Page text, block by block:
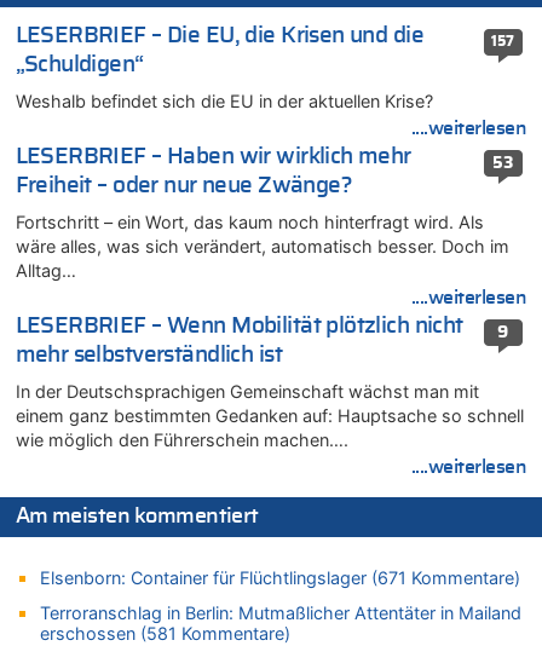
Tempolimit in 30er-Zonen – Untersuchung von Vias
07.08.2026 - 11:15 von Dax zu
Wie kam es zur Ceuta-Krise?
07.08.2026 - 11:12 von Frage zu
Wasserstand des Rheins in NRW so niedrig wie noch nie
07.08.2026 - 10:29 von Soso zu
Aachen ab 11. August wieder Mekka des Pferdesports –
07.08.2026 - 10:23 von Opa zu
In Belgien missachten zwei von drei Autofahrern das
Tempolimit in 30er-Zonen – Untersuchung von Vias
07.08.2026 - 10:05 von Ostbelgien Direkt zu
Soll Belgien Tempolimit auf Autobahnen erhöhen? – In
07.08.2026 - 10:05 von N. A. Klar zu
In Belgien missachten zwei von drei Autofahrern das
Tempolimit in 30er-Zonen – Untersuchung von Vias
Das 44. Tirolerfest in Eupen in Bildern [Fotogalerie]
07.08.2026 - 09:18 von Noppi zu
AS Eupen: „Keiner weiß, wohin die Reise geht…“
Zweite Hitzewelle in diesem Sommer ist jetzt amtlich
157
LESERBRIEF – Die EU, die Krisen und die
„Schuldigen“
Weshalb befindet sich die EU in der aktuellen Krise?
....weiterlesen
53
LESERBRIEF – Haben wir wirklich mehr
Freiheit – oder nur neue Zwänge?
Fortschritt – ein Wort, das kaum noch hinterfragt wird. Als
wäre alles, was sich verändert, automatisch besser. Doch im
Alltag…
....weiterlesen
9
LESERBRIEF – Wenn Mobilität plötzlich nicht
mehr selbstverständlich ist
In der Deutschsprachigen Gemeinschaft wächst man mit
einem ganz bestimmten Gedanken auf: Hauptsache so schnell
wie möglich den Führerschein machen….
....weiterlesen
Am meisten kommentiert
Elsenborn: Container für Flüchtlingslager (671 Kommentare)
Terroranschlag in Berlin: Mutmaßlicher Attentäter in Mailand
erschossen (581 Kommentare)